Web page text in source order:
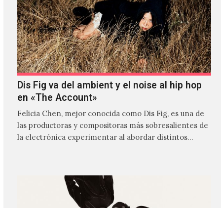
Dis Fig va del ambient y el noise al hip hop
en «The Account»
Felicia Chen, mejor conocida como Dis Fig, es una de
las productoras y compositoras más sobresalientes de
la electrónica experimentar al abordar distintos